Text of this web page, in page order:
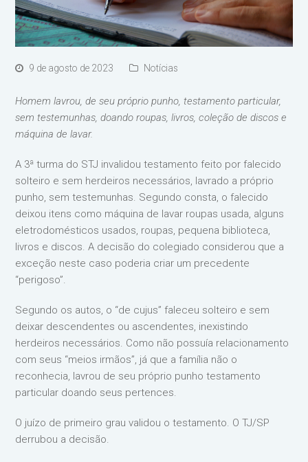
9 de agosto de 2023 Notícias
Homem lavrou, de seu próprio punho, testamento particular,
sem testemunhas, doando roupas, livros, coleção de discos e
máquina de lavar.
A 3ª turma do STJ invalidou testamento feito por falecido
solteiro e sem herdeiros necessários, lavrado a próprio
punho, sem testemunhas. Segundo consta, o falecido
deixou itens como máquina de lavar roupas usada, alguns
eletrodomésticos usados, roupas, pequena biblioteca,
livros e discos. A decisão do colegiado considerou que a
exceção neste caso poderia criar um precedente
“perigoso”.
Segundo os autos, o “de cujus” faleceu solteiro e sem
deixar descendentes ou ascendentes, inexistindo
herdeiros necessários. Como não possuía relacionamento
com seus “meios irmãos”, já que a família não o
reconhecia, lavrou de seu próprio punho testamento
particular doando seus pertences.
O juízo de primeiro grau validou o testamento. O TJ/SP
derrubou a decisão.